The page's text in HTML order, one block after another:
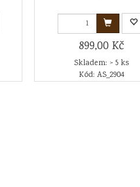
899,00 Kč
Skladem: > 5 ks
Kód: AS_2904